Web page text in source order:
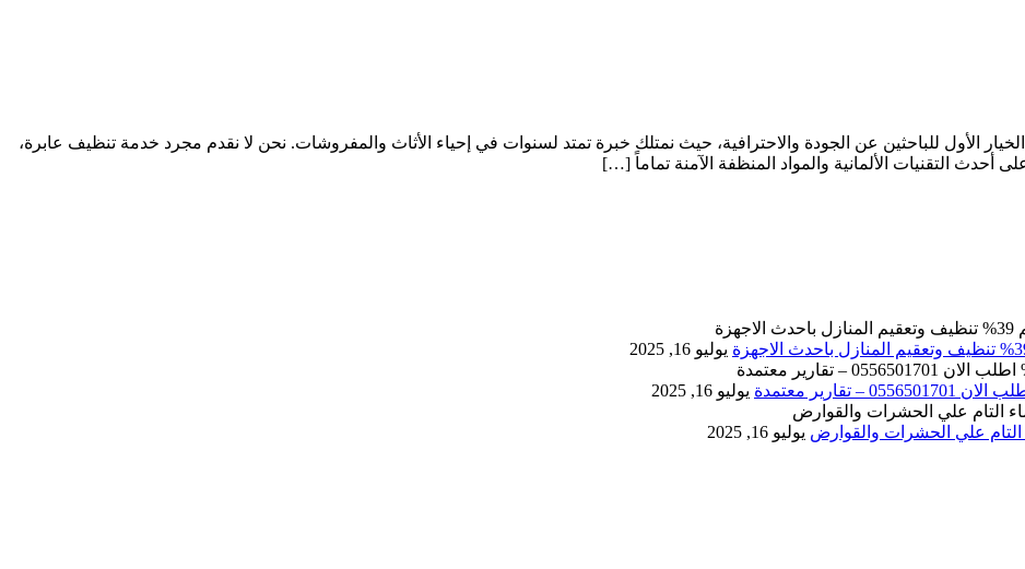
الأول للباحثين عن الجودة والاحترافية، حيث نمتلك خبرة تمتد لسنوات في إحياء الأثاث والمفروشات. نحن لا نقدم مجرد خدمة تنظيف عابرة،
التقنيات الألمانية والمواد المنظفة الآمنة تماماً […]
يوليو 16, 2025
يوليو 16, 2025
يوليو 16, 2025